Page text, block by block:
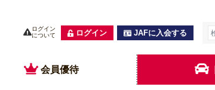
ログイン
について
ログイン JAFに入会する
会員優待